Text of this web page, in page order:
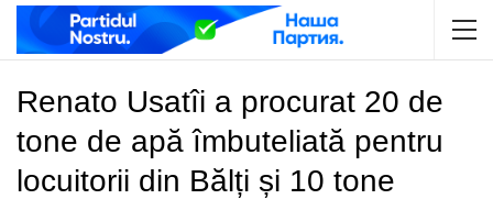
Renato Usatîi a procurat 20 de
tone de apă îmbuteliată pentru
locuitorii din Bălți și 10 tone